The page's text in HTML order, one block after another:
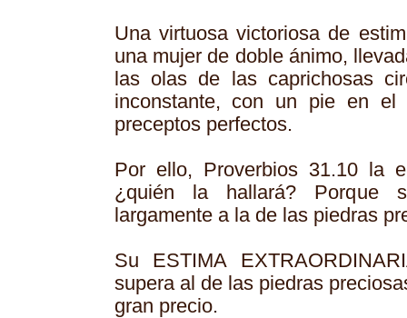
Una virtuosa victoriosa de
una mujer de doble ánimo,
las olas de las caprichosas
inconstante, con un pie en
preceptos perfectos.
Por ello, Proverbios 31.10 la
¿quién la hallará? Porque
largamente a la de las piedras
Su ESTIMA
supera al de las piedras
gran precio.